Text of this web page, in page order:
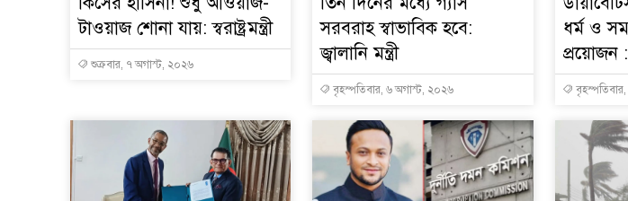
টাওয়াজ শোনা যায়: স্বরাষ্ট্রমন্ত্রী
শুক্রবার, ৭ অগাস্ট, ২০২৬
সরবরাহ স্বাভাবিক হবে:
জ্বালানি মন্ত্রী
বৃহস্পতিবার, ৬ অগাস্ট, ২০২৬
ধর্ম ও
প্রয়োজন :